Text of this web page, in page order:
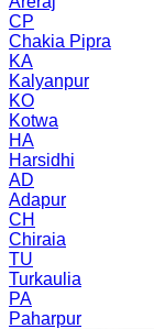
CP
Chakia Pipra
KA
Kalyanpur
KO
Kotwa
HA
Harsidhi
AD
Adapur
CH
Chiraia
TU
Turkaulia
PA
Paharpur